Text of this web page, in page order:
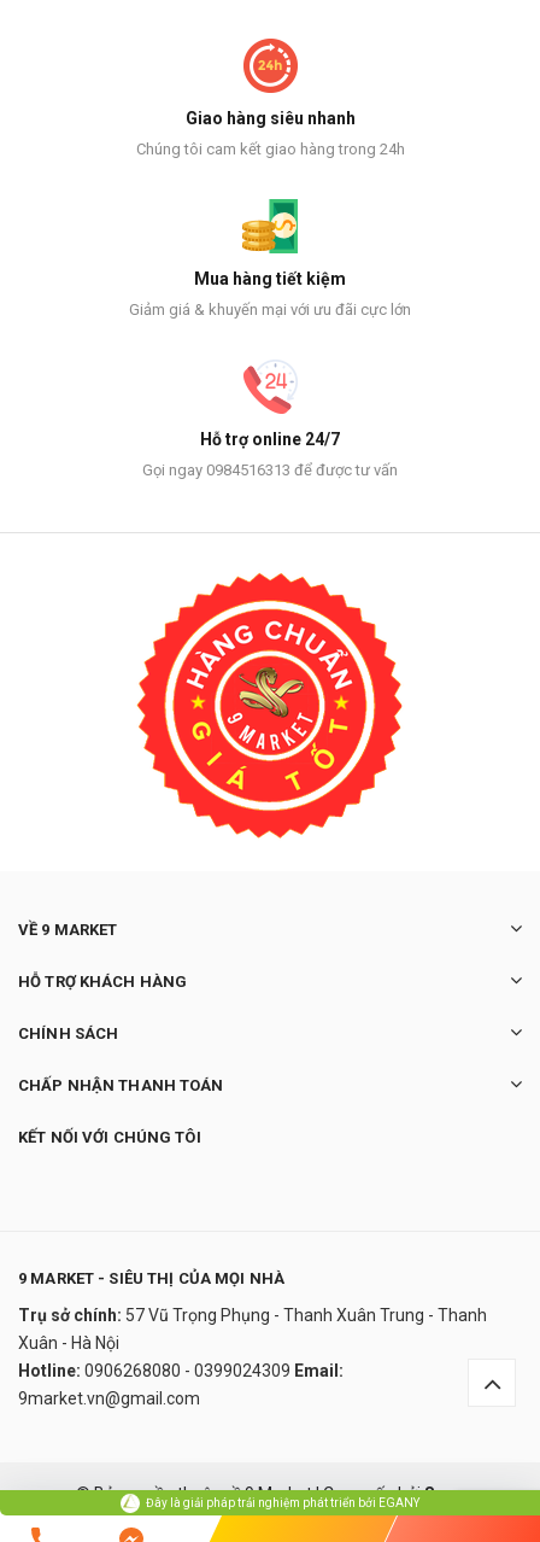
Giao hàng siêu nhanh
Chúng tôi cam kết giao hàng trong 24h
Mua hàng tiết kiệm
Giảm giá & khuyến mại với ưu đãi cực lớn
Hỗ trợ online 24/7
Gọi ngay 0984516313 để được tư vấn
VỀ 9 MARKET
HỖ TRỢ KHÁCH HÀNG
CHÍNH SÁCH
CHẤP NHẬN THANH TOÁN
KẾT NỐI VỚI CHÚNG TÔI
9 MARKET - SIÊU THỊ CỦA MỌI NHÀ
Trụ sở chính: 57 Vũ Trọng Phụng - Thanh Xuân Trung - Thanh
Xuân - Hà Nội
Hotline: 0906268080 - 0399024309 Email:
9market.vn@gmail.com
© Bản quyền thuộc về 9 Market|Cung cấp bởiSapo
2.600.000₫
undefined
Đây là giải pháp trải nghiệm phát triển bởi EGANY
Đây là giải pháp trải nghiệm phát triển bởi EGANY